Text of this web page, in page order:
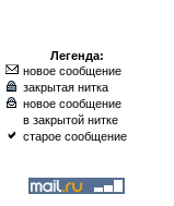
Легенда:
новое сообщение
закрытая нитка
новое сообщение
в закрытой нитке
старое сообщение